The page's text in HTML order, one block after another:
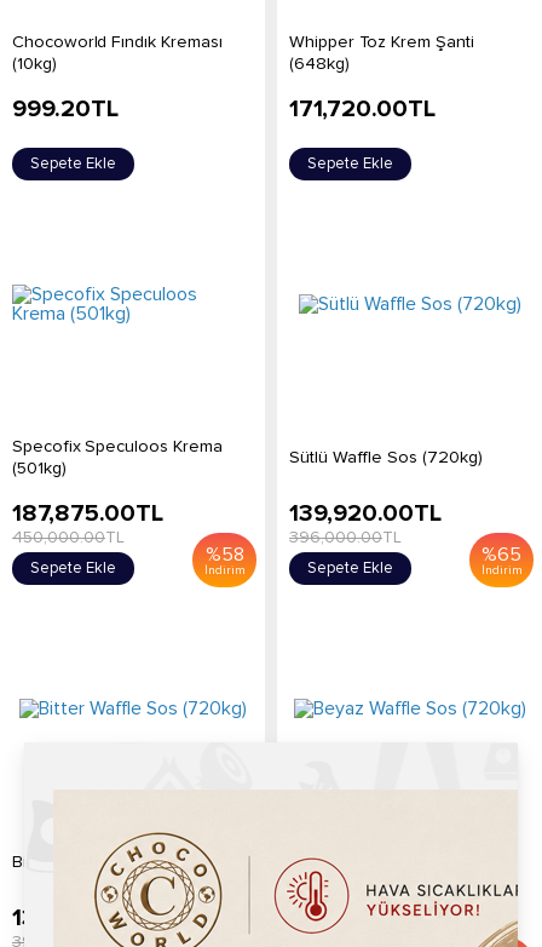
Chocoworld Fındık Kreması
(10kg)
999.20TL
Sepete Ekle
Whipper Toz Krem Şanti
(648kg)
171,720.00TL
Sepete Ekle
Specofix Speculoos Krema
(501kg)
%58
İndirim
187,875.00TL
450,000.00TL
Sepete Ekle
Sütlü Waffle Sos (720kg)
%65
İndirim
139,920.00TL
396,000.00TL
Sepete Ekle
Bitter Waffle Sos (720kg)
139,920.00TL
396,000.00 TL
Beyaz Waffle Sos (720kg)
133,344.00TL